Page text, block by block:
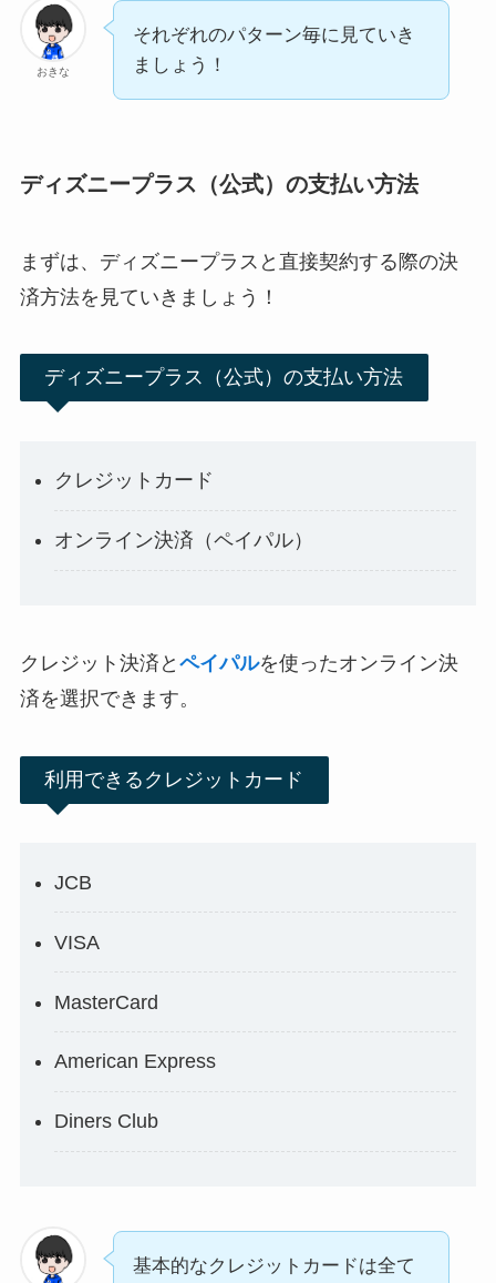
おきな
それぞれのパターン毎に見ていき
ましょう！
ディズニープラス（公式）の支払い方法
まずは、ディズニープラスと直接契約する際の決
済方法を見ていきましょう！
ディズニープラス（公式）の支払い方法
クレジットカード
オンライン決済（ペイパル）
クレジット決済と ペイパルを使ったオンライン決
済を選択できます。
利用できるクレジットカード
JCB
VISA
MasterCard
American Express
Diners Club
基本的なクレジットカードは全て